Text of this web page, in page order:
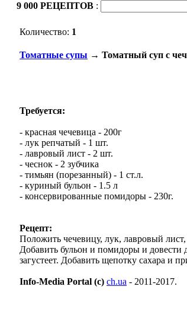
9 000 РЕЦЕПТОВ :
Количество: 1
Томатные супы → Томатный суп с
Требуется:
- красная чечевица - 200г
- лук репчатый - 1 шт.
- лавровый лист - 2 шт.
- чеснок - 2 зубчика
- тимьян (порезанный) - 1 ст.л.
- куриный бульон - 1.5 л
- консервированные помидоры - 230г.
Рецепт:
Положить чечевицу, лук, лавровый
Добавить бульон и помидоры и
загустеет. Добавить щепотку сахара и
Info-Media Portal (c) ch.ua - 2011-2017.